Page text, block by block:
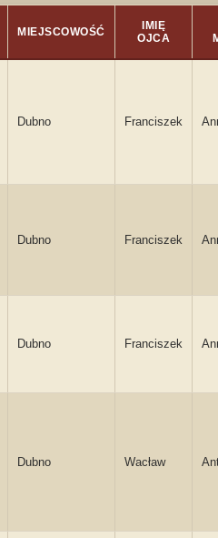
MIEJSCOWOŚĆ
IMIĘ
OJCA
Dubno Franciszek
Dubno Franciszek
Dubno Franciszek
Dubno Wacław